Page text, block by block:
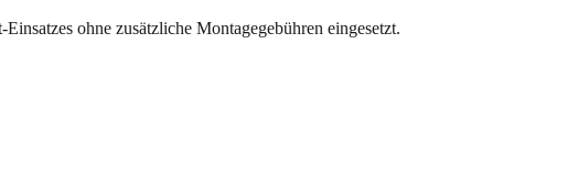
ohne zusätzliche Montagegebühren eingesetzt.